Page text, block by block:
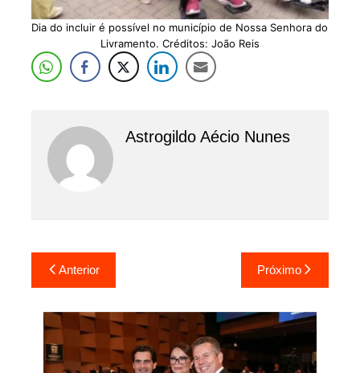
Dia do incluir é possível no município de Nossa Senhora do
Livramento. Créditos: João Reis
Astrogildo Aécio Nunes
Navegação
de
Post
Anterior Próximo